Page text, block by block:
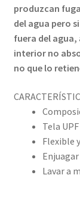
produzcan
del agua pero
fuera del agua,
interior no
no que lo
Tela
Flexible
Lavar a